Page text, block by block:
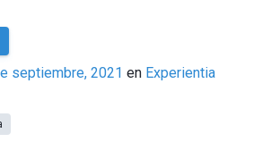
septiembre, 2021 en Experientia